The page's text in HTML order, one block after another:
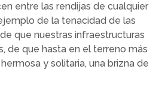
entre las rendijas de cualquier
de la tenacidad de las
que nuestras infraestructuras
de que hasta en el terreno más
y solitaria, una brizna de